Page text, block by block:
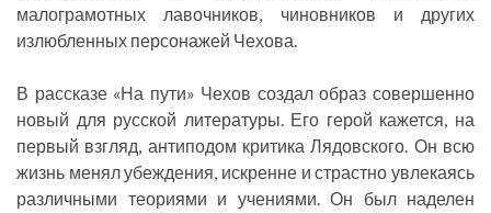
малограмотных лавочников, чиновников и других
излюбленных персонажей Чехова.
В рассказе «На пути» Чехов создал образ совершенно
новый для русской литературы. Его герой кажется, на
первый взгляд, антиподом критика Лядовского. Он всю
жизнь менял убеждения, искренне и страстно увлекаясь
различными теориями и учениями. Он был наделен